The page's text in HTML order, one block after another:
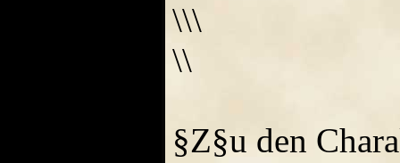
\\\
\\
§Z§u den